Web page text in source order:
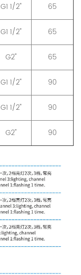
G1 1/2"
65
G1 1/2"
65
G2"
65
G1 1/2"
90
G1 1/2"
90
G2" 90